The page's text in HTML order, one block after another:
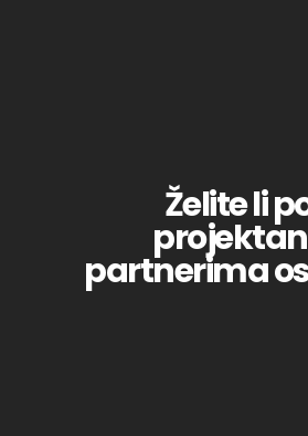
Želite li
partnerima